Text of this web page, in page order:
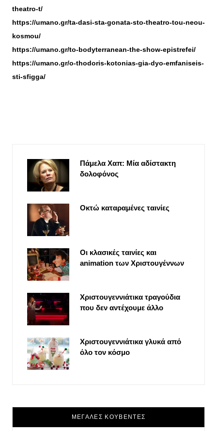
theatro-t/
https://umano.gr/ta-dasi-sta-gonata-sto-theatro-tou-neou-
kosmou/
https://umano.gr/to-bodyterranean-the-show-epistrefei/
https://umano.gr/o-thodoris-kotonias-gia-dyo-emfaniseis-
sti-sfigga/
Πάμελα Χαπ: Μία αδίστακτη
δολοφόνος
Οκτώ καταραμένες ταινίες
Οι κλασικές ταινίες και
animation των Χριστουγέννων
Χριστουγεννιάτικα τραγούδια
που δεν αντέχουμε άλλο
Χριστουγεννιάτικα γλυκά από
όλο τον κόσμο
ΜΕΓΑΛΕΣ ΚΟΥΒΕΝΤΕΣ